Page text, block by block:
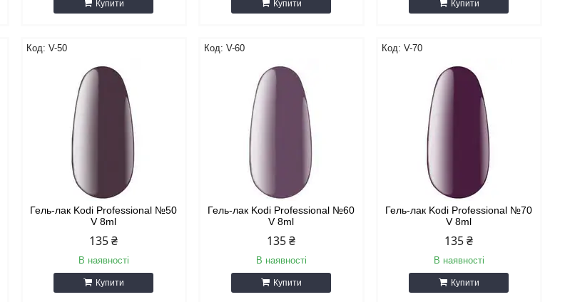
Купити Купити Купити
V-50
Гель-лак Kodi Professional №50
V 8ml
135 ₴
В наявності
Купити
V-60
Гель-лак Kodi Professional №60
V 8ml
135 ₴
В наявності
Купити
V-70
Гель-лак Kodi Professional №70
V 8ml
135 ₴
В наявності
Купити